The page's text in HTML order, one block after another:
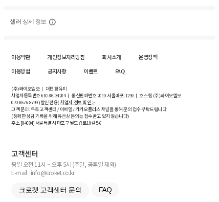
셀러 상세 정보
이용약관 개인정보처리방침 회사소개
운영정책
이용방법
공지사항 이벤트 FAQ
(주)와이오엘오 ㅣ 대표 황유미
사업자등록번호610-86-34204ㅣ 통신판매번호 2019-서울마포-1239 ㅣ 호스팅 (주)와이오엘오
070-8676-8799 (발신 전용)사업자 정보 확인 >
고객 문의: 우측 고객센터 / 이메일 / 카카오플러스 채널을 통해 문의 접수 부탁드립니다.
(정확한 상담 기록을 위해 유선상 문의는 접수받고 있지 않습니다)
주소 [04004] 서울특별시 마포구 월드컵로10길5-6
고객센터
평일 오전 11시 ~ 오후 5시 (주말, 공휴일 제외)
E-mail : info@croket.co.kr
크로켓 고객센터 문의 FAQ